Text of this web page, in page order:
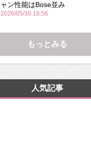
ャン性能はBose並み
2026/05/30 16:56
もっとみる
人気記事